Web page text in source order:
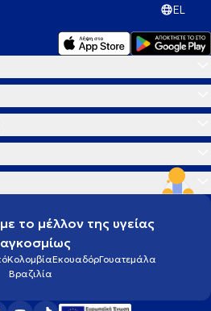
EL
το μέλλον της υγείας
ΚολομβίαΕκουαδόρΓουατεμάλα
Βραζιλία